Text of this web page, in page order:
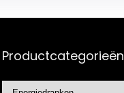
Productcategorieën